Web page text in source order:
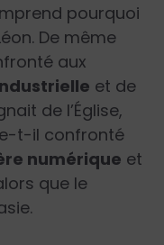
pourquoi
De même
aux
et de
de l’Église,
t-il confronté
numérique et
que le